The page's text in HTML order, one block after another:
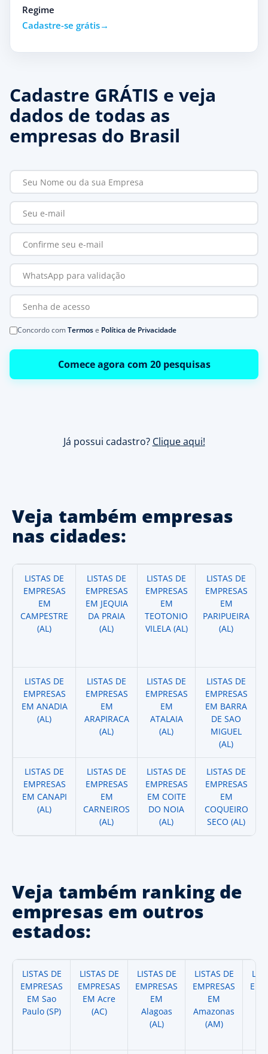
Regime
Cadastre-se grátis
Cadastre GRÁTIS e veja
dados de todas as
empresas do Brasil
Concordo comTermose Política de Privacidade
Comece agora com 20 pesquisas
Já possui cadastro? Clique aqui!
Veja também empresas
nas cidades:
LISTAS DE
EMPRESAS
EM
CAMPESTRE
(AL)
LISTAS DE
EMPRESAS
EM JEQUIA
DA PRAIA
(AL)
LISTAS DE
EMPRESAS
EM
TEOTONIO
VILELA (AL)
LISTAS DE
EMPRESAS
EM
PARIPUEIRA
(AL)
LISTAS DE
EMPRESAS
EM ANADIA
(AL)
LISTAS DE
EMPRESAS
EM
ARAPIRACA
(AL)
LISTAS DE
EMPRESAS
EM
ATALAIA
(AL)
LISTAS DE
EMPRESAS
EM BARRA
DE SAO
MIGUEL
(AL)
LISTAS DE
EMPRESAS
EM CANAPI
(AL)
LISTAS DE
EMPRESAS
EM
CARNEIROS
(AL)
LISTAS DE
EMPRESAS
EM COITE
DO NOIA
(AL)
LISTAS DE
EMPRESAS
EM
COQUEIRO
SECO (AL)
Veja também ranking de
empresas em outros
estados:
LISTAS DE
EMPRESAS
EM Sao
Paulo (SP)
LISTAS DE
EMPRESAS
EM Acre
(AC)
LISTAS DE
EMPRESAS
EM
Alagoas
(AL)
LISTAS DE
EMPRESAS
EM
Amazonas
(AM)